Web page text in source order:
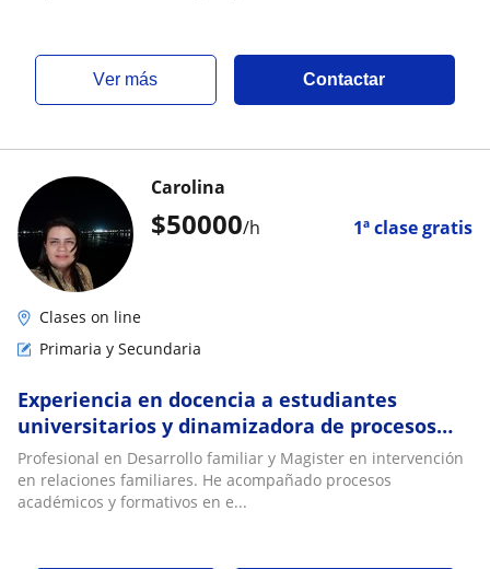
ver más Contactar
$50000/h 1ª clase gratis
Carolina
Clases on line
Primaria y Secundaria
Experiencia en docencia a estudiantes
universitarios y dinamizadora de procesos
formativos con adolescentes
Profesional en Desarrollo familiar y Magister en intervención
en relaciones familiares. He acompañado procesos
académicos y formativos en e...